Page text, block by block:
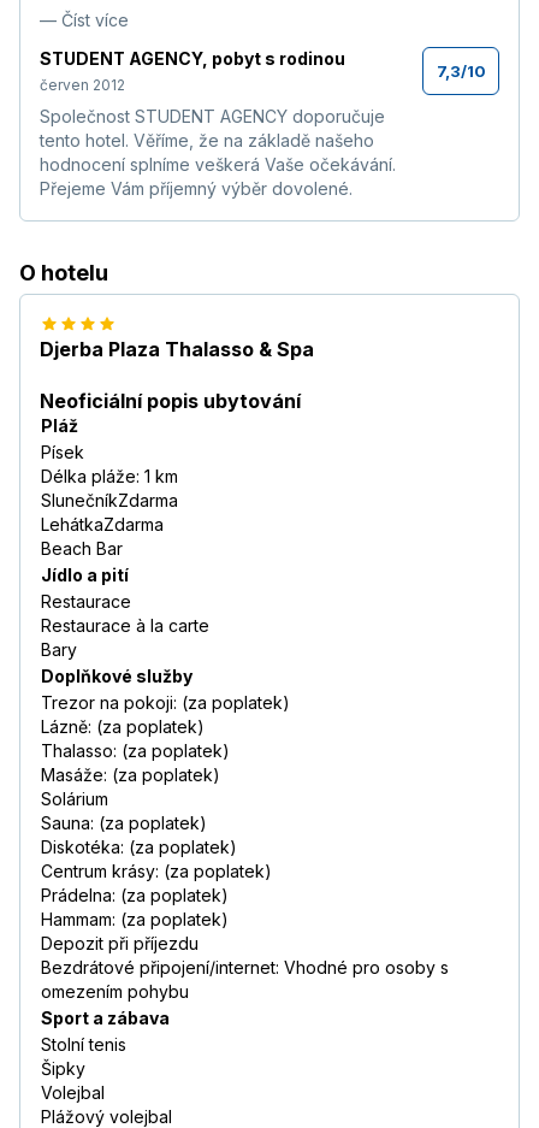
— Číst více
STUDENT AGENCY, pobyt s rodinou
červen 2012
Společnost STUDENT AGENCY doporučuje
tento hotel. Věříme, že na základě našeho
hodnocení splníme veškerá Vaše očekávání.
Přejeme Vám příjemný výběr dovolené.
7,3/10
O hotelu
Djerba Plaza Thalasso & Spa
Neoficiální popis ubytování
Pláž
Písek
Délka pláže: 1 km
SlunečníkZdarma
LehátkaZdarma
Beach Bar
Jídlo a pití
Restaurace
Restaurace à la carte
Bary
Doplňkové služby
Trezor na pokoji: (za poplatek)
Lázně: (za poplatek)
Thalasso: (za poplatek)
Masáže: (za poplatek)
Solárium
Sauna: (za poplatek)
Diskotéka: (za poplatek)
Centrum krásy: (za poplatek)
Prádelna: (za poplatek)
Hammam: (za poplatek)
Depozit při příjezdu
Bezdrátové připojení/internet: Vhodné pro osoby s
omezením pohybu
Sport a zábava
Stolní tenis
Šipky
Volejbal
Plážový volejbal